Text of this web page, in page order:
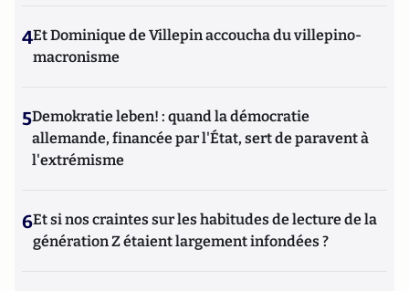
4Et Dominique de Villepin accoucha du villepino-
macronisme
5Demokratie leben! : quand la démocratie
allemande, financée par l'État, sert de paravent à
l'extrémisme
6Et si nos craintes sur les habitudes de lecture de la
génération Z étaient largement infondées ?